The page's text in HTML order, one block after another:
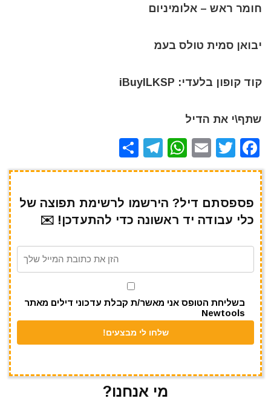
חומר ראש – אלומיניום
יבואן סמית טולס בעמ
קוד קופון בלעדי: iBuyILKSP
שתף\י את הדיל
F
a
e
b
o
T
w
te
r
E
m
l
W
h
s
A
p
T
el
gr
a
m
h
e
פספסתם דיל? הירשמו לרשימת תפוצה של
כלי עבודה יד ראשונה כדי להתעדכן! ✉️
בשליחת הטופס אני מאשר/ת קבלת עדכוני דילים מאתר
Newtools
מי אנחנו?